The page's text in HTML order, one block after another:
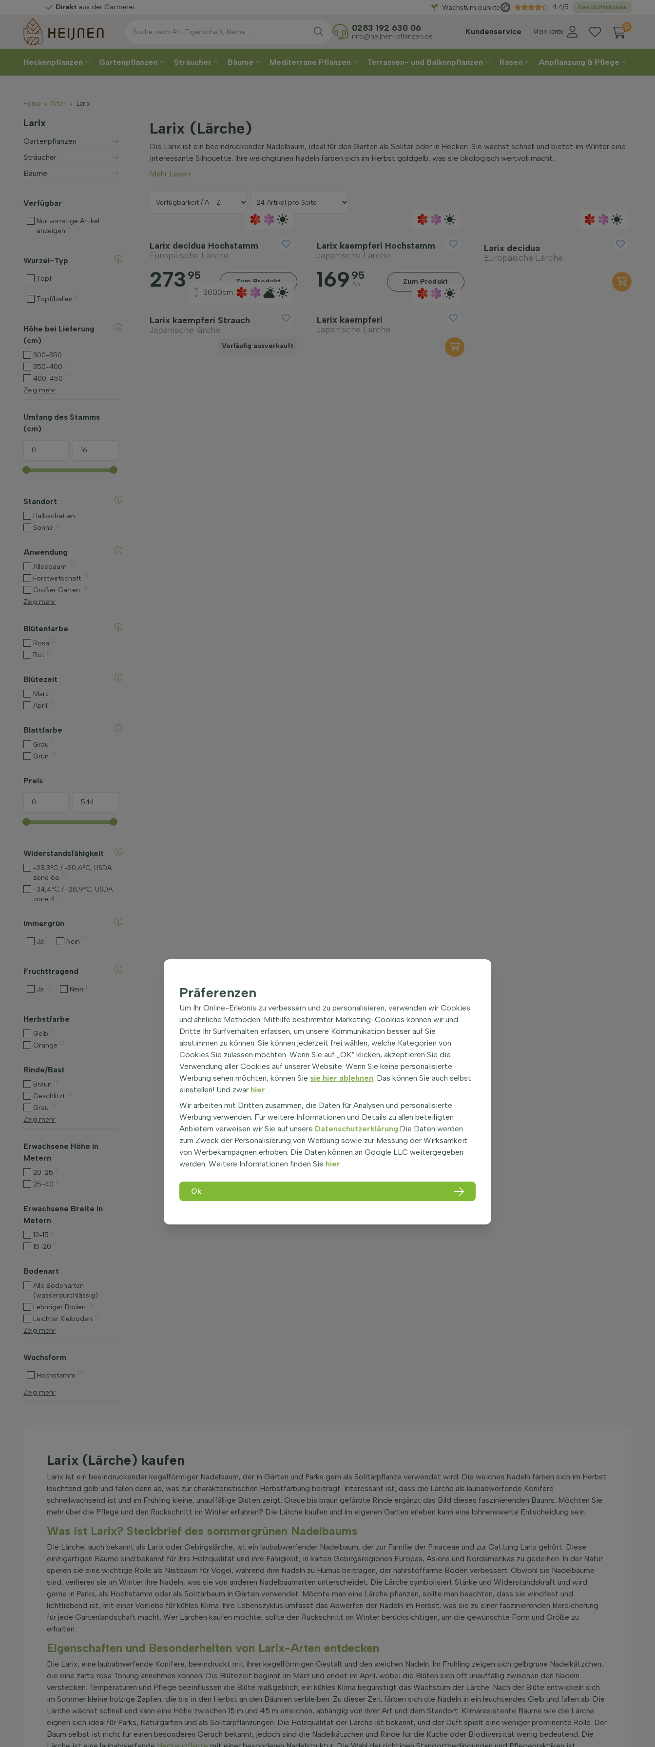
aus der Gärtnerei WählenSie Ihre Lieferwoche
Wachstum punkte Geschäftskunde
4.4/5
Kundenservice Mein konto
0
0283 192 630 06
info@heijnen-pflanzen.de
Heckenpflanzen Gartenpflanzen Sträucher Bäume Mediterrane Pflanzen Terrassen- und Balkonpflanzen Rasen Anpflanzung & Pflege
Home Arten Larix
Larix
Gartenpflanzen
Sträucher
Bäume
Verfügbar
Nur vorrätige Artikel
anzeigen
Wurzel-Typ
Topf
Topf/ballen
Höhe bei Lieferung
(cm)
300-350
350-400
400-450
Zeig mehr
Umfang des Stamms
(cm)
Standort
Halbschatten
Sonne
Anwendung
Alleebaum
Forstwirtschaft
Großer Garten
Zeig mehr
Blütenfarbe
Rosa
Rot
Blütezeit
März
April
Blattfarbe
Grau
Grün
Preis
Widerstandsfähigkeit
-23,3°C / -20,6°C, USDA
zone 6a
-34,4°C / -28,9°C, USDA
zone 4
Immergrün
Ja Nein
Fruchttragend
Ja Nein
Herbstfarbe
Gelb
Orange
Rinde/Bast
Braun
Geschlitzt
Grau
Zeig mehr
Erwachsene Höhe in
Metern
20-25
25-40
Erwachsene Breite in
Metern
12-15
15-20
Bodenart
Alle Bodenarten
(wasserdurchlässig)
Lehmiger Boden
Leichter Kleiboden
Zeig mehr
Wuchsform
Hochstamm
Zeig mehr
Larix (Lärche)
Die Larix ist ein beeindruckender Nadelbaum, ideal für den Garten als Solitär oder in Hecken. Sie wächst schnell und bietet im Winter eine
interessante Silhouette. Ihre weichgrünen Nadeln färben sich im Herbst goldgelb, was sie ökologisch wertvoll macht.
Mehr Lesen
Larix decidua Hochstamm
Europäische Lärche
273 95
Ab Zum Produkt
Larix kaempferi Hochstamm
Japanische Lärche
169 95
Ab Zum Produkt
Larix decidua
Europäische Lärche
3000cm
Larix kaempferi Strauch
Japanische lärche
Vorläufig ausverkauft
Larix kaempferi
Japanische Lärche
Larix (Lärche) kaufen
Larix ist ein beeindruckender kegelförmiger Nadelbaum, der in Gärten und Parks gern als Solitärpflanze verwendet wird. Die weichen Nadeln färben sich im Herbst
leuchtend gelb und fallen dann ab, was zur charakteristischen Herbstfärbung beiträgt. Interessant ist, dass die Lärche als laubabwerfende Konifere
schnellwachsend ist und im Frühling kleine, unauffällige Blüten zeigt. Graue bis braun gefärbte Rinde ergänzt das Bild dieses faszinierenden Baums. Möchten Sie
mehr über die Pflege und den Rückschnitt im Winter erfahren? Die Lärche kaufen und im eigenen Garten erleben kann eine lohnenswerte Entscheidung sein.
Was ist Larix? Steckbrief des sommergrünen Nadelbaums
Die Lärche, auch bekannt als Larix oder Gebirgslärche, ist ein laubabwerfender Nadelbaum, der zur Familie der Pinaceae und zur Gattung Larix gehört. Diese
einzigartigen Bäume sind bekannt für ihre Holzqualität und ihre Fähigkeit, in kalten Gebirgsregionen Europas, Asiens und Nordamerikas zu gedeihen. In der Natur
spielen sie eine wichtige Rolle als Nistbaum für Vögel, während ihre Nadeln zu Humus beitragen, der nährstoffarme Böden verbessert. Obwohl sie Nadelbäume
sind, verlieren sie im Winter ihre Nadeln, was sie von anderen Nadelbaumarten unterscheidet. Die Lärche symbolisiert Stärke und Widerstandskraft und wird
gerne in Parks, als Hochstamm oder als Solitärbaum in Gärten verwendet. Möchte man eine Lärche pflanzen, sollte man beachten, dass sie windfest und
lichtliebend ist, mit einer Vorliebe für kühles Klima. Ihre Lebenszyklus umfasst das Abwerfen der Nadeln im Herbst, was sie zu einer faszinierenden Bereicherung
für jede Gartenlandschaft macht. Wer Lärchen kaufen möchte, sollte den Rückschnitt im Winter berücksichtigen, um die gewünschte Form und Größe zu
erhalten.
Eigenschaften und Besonderheiten von Larix-Arten entdecken
Die Larix, eine laubabwerfende Konifere, beeindruckt mit ihrer kegelförmigen Gestalt und den weichen Nadeln. Im Frühling zeigen sich gelbgrüne Nadelkätzchen,
die eine zarte rosa Tönung annehmen können. Die Blütezeit beginnt im März und endet im April, wobei die Blüten sich oft unauffällig zwischen den Nadeln
verstecken. Temperaturen und Pflege beeinflussen die Blüte maßgeblich; ein kühles Klima begünstigt das Wachstum der Lärche. Nach der Blüte entwickeln sich
im Sommer kleine holzige Zapfen, die bis in den Herbst an den Bäumen verbleiben. Zu dieser Zeit färben sich die Nadeln in ein leuchtendes Gelb und fallen ab. Die
Lärche wächst schnell und kann eine Höhe zwischen 15 m und 45 m erreichen, abhängig von ihrer Art und dem Standort. Klimaresistente Bäume wie die Lärche
eignen sich ideal für Parks, Naturgärten und als Solitärpflanzungen. Die Holzqualität der Lärche ist bekannt, und der Duft spielt eine weniger prominente Rolle. Der
Baum selbst ist nicht für einen besonderen Geruch bekannt, jedoch sind die Nadelkätzchen und Rinde für die Küche oder Biodiversität wenig bedeutend. Die
Präferenzen
Um Ihr Online-Erlebnis zu verbessern und zu personalisieren, verwenden wir Cookies
und ähnliche Methoden. Mithilfe bestimmter Marketing-Cookies können wir und
Dritte Ihr Surfverhalten erfassen, um unsere Kommunikation besser auf Sie
abstimmen zu können. Sie können jederzeit frei wählen, welche Kategorien von
Cookies Sie zulassen möchten. Wenn Sie auf „OK“ klicken, akzeptieren Sie die
Verwendung aller Cookies auf unserer Website. Wenn Sie keine personalisierte
Werbung sehen möchten, können Sie sie hier ablehnen. Das können Sie auch selbst
einstellen! Und zwar hier.
Wir arbeiten mit Dritten zusammen, die Daten für Analysen und personalisierte
Werbung verwenden. Für weitere Informationen und Details zu allen beteiligten
Anbietern verweisen wir Sie auf unsere Datenschutzerklärung.Die Daten werden
zum Zweck der Personalisierung von Werbung sowie zur Messung der Wirksamkeit
von Werbekampagnen erhoben. Die Daten können an Google LLC weitergegeben
werden. Weitere Informationen finden Sie hier.
Ok